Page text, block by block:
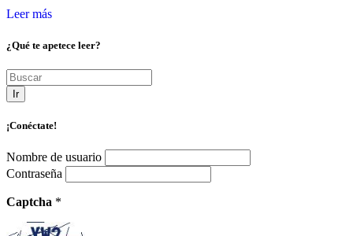
Leer más
¿Qué te apetece leer?
Ir
¡Conéctate!
Nombre de usuario
Contraseña
Captcha *